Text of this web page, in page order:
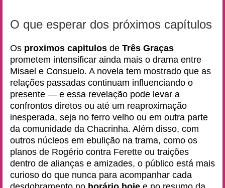
O que esperar dos próximos capítulos
Os proximos capitulos de Três Graças
prometem intensificar ainda mais o drama entre
Misael e Consuelo. A novela tem mostrado que as
relações passadas continuam influenciando o
presente — e essa revelação pode levar a
confrontos diretos ou até um reaproximação
inesperada, seja no ferro velho ou em outra parte
da comunidade da Chacrinha. Além disso, com
outros núcleos em ebulição na trama, como os
planos de Rogério contra Ferette ou traições
dentro de alianças e amizades, o público está mais
curioso do que nunca para acompanhar cada